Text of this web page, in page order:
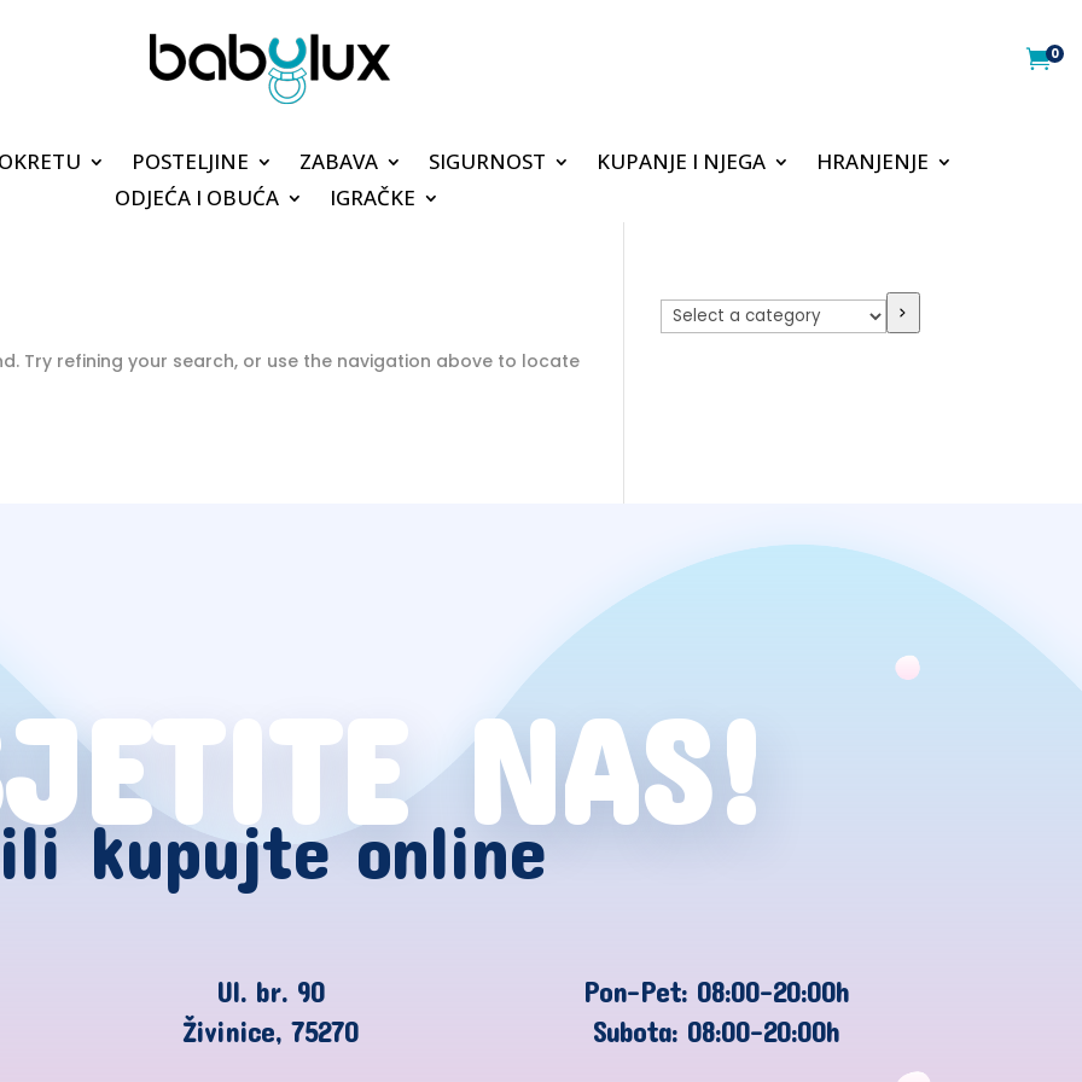
0
POSTELJINE ZABAVA SIGURNOST KUPANJE I NJEGA
HRANJENJE
ODJEĆA I OBUĆA
IGRAČKE
Try refining your search, or use the navigation above to locate
Select
a
NAS!
kupujte online
Ul. br. 90
Živinice, 75270
Pon-Pet: 08:00-20:00h
Subota: 08:00-20:00h